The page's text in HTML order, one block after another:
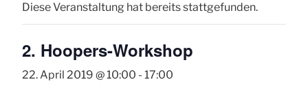
Diese Veranstaltung hat bereits stattgefunden.
2. Hoopers-Workshop
22. April 2019 @ 10:00 - 17:00